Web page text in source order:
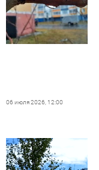
06 июля 2026, 12:00